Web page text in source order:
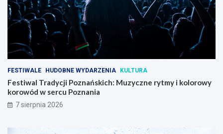
FESTIWALE HUDOBNE WYDARZENIA KULTURA
Festiwal Tradycji Poznańskich: Muzyczne rytmy i kolorowy
korowód w sercu Poznania
7 sierpnia 2026